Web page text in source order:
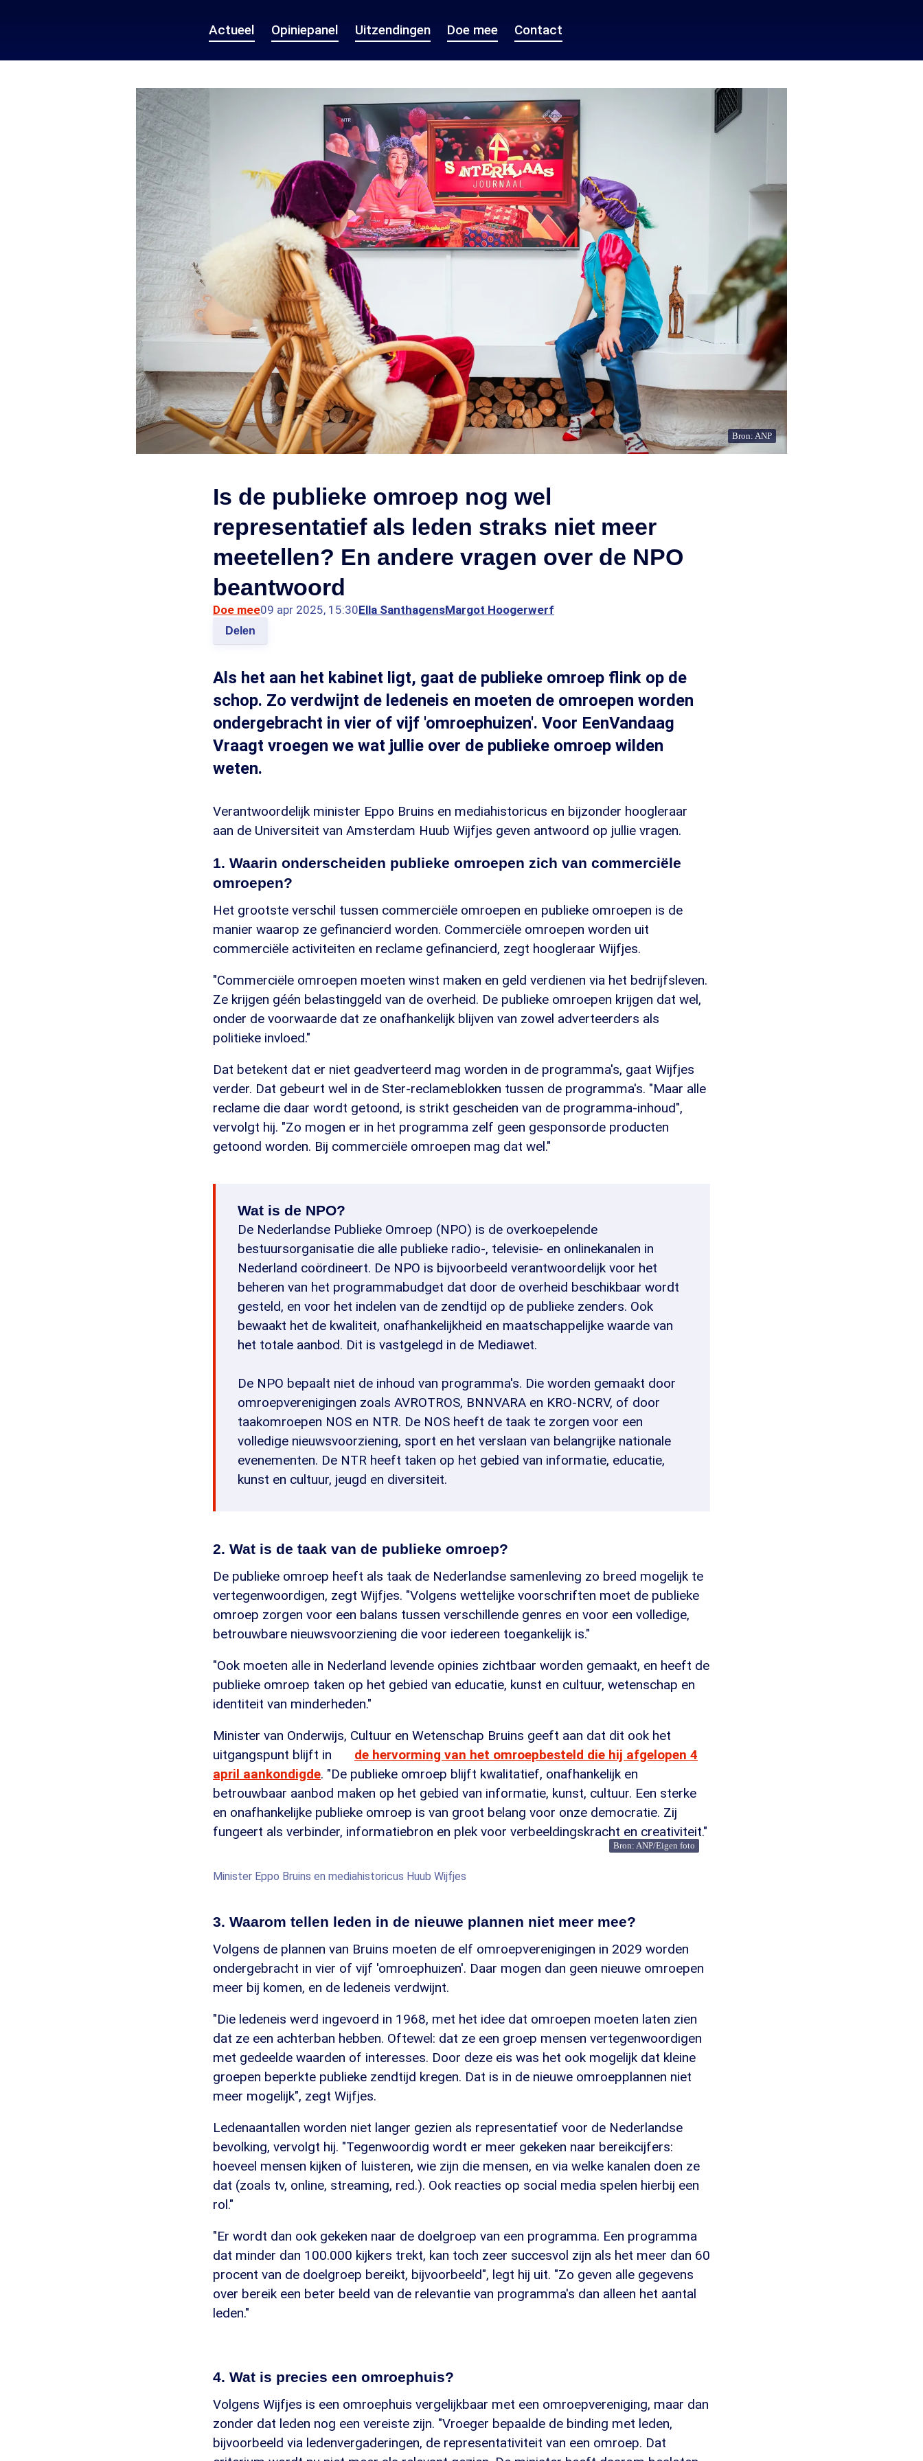
Actueel Opiniepanel Uitzendingen Doe mee Contact
Bron: ANP
Is de publieke omroep nog wel
representatief als leden straks niet meer
meetellen? En andere vragen over de NPO
beantwoord
Doe mee09 apr 2025, 15:30Ella SanthagensMargot Hoogerwerf
Delen
Als het aan het kabinet ligt, gaat de publieke omroep flink op de
schop. Zo verdwijnt de ledeneis en moeten de omroepen worden
ondergebracht in vier of vijf 'omroephuizen'. Voor EenVandaag
Vraagt vroegen we wat jullie over de publieke omroep wilden
weten.
Verantwoordelijk minister Eppo Bruins en mediahistoricus en bijzonder hoogleraar
aan de Universiteit van Amsterdam Huub Wijfjes geven antwoord op jullie vragen.
1. Waarin onderscheiden publieke omroepen zich van commerciële
omroepen?
Het grootste verschil tussen commerciële omroepen en publieke omroepen is de
manier waarop ze gefinancierd worden. Commerciële omroepen worden uit
commerciële activiteiten en reclame gefinancierd, zegt hoogleraar Wijfjes.
"Commerciële omroepen moeten winst maken en geld verdienen via het bedrijfsleven.
Ze krijgen géén belastinggeld van de overheid. De publieke omroepen krijgen dat wel,
onder de voorwaarde dat ze onafhankelijk blijven van zowel adverteerders als
politieke invloed."
Dat betekent dat er niet geadverteerd mag worden in de programma's, gaat Wijfjes
verder. Dat gebeurt wel in de Ster-reclameblokken tussen de programma's. "Maar alle
reclame die daar wordt getoond, is strikt gescheiden van de programma-inhoud",
vervolgt hij. "Zo mogen er in het programma zelf geen gesponsorde producten
getoond worden. Bij commerciële omroepen mag dat wel."
Wat is de NPO?
De Nederlandse Publieke Omroep (NPO) is de overkoepelende
bestuursorganisatie die alle publieke radio-, televisie- en onlinekanalen in
Nederland coördineert. De NPO is bijvoorbeeld verantwoordelijk voor het
beheren van het programmabudget dat door de overheid beschikbaar wordt
gesteld, en voor het indelen van de zendtijd op de publieke zenders. Ook
bewaakt het de kwaliteit, onafhankelijkheid en maatschappelijke waarde van
het totale aanbod. Dit is vastgelegd in de Mediawet.
De NPO bepaalt niet de inhoud van programma's. Die worden gemaakt door
omroepverenigingen zoals AVROTROS, BNNVARA en KRO-NCRV, of door
taakomroepen NOS en NTR. De NOS heeft de taak te zorgen voor een
volledige nieuwsvoorziening, sport en het verslaan van belangrijke nationale
evenementen. De NTR heeft taken op het gebied van informatie, educatie,
kunst en cultuur, jeugd en diversiteit.
2. Wat is de taak van de publieke omroep?
De publieke omroep heeft als taak de Nederlandse samenleving zo breed mogelijk te
vertegenwoordigen, zegt Wijfjes. "Volgens wettelijke voorschriften moet de publieke
omroep zorgen voor een balans tussen verschillende genres en voor een volledige,
betrouwbare nieuwsvoorziening die voor iedereen toegankelijk is."
"Ook moeten alle in Nederland levende opinies zichtbaar worden gemaakt, en heeft de
publieke omroep taken op het gebied van educatie, kunst en cultuur, wetenschap en
identiteit van minderheden."
Minister van Onderwijs, Cultuur en Wetenschap Bruins geeft aan dat dit ook het
uitgangspunt blijft in
de hervorming van het omroepbesteld die hij afgelopen 4
april aankondigde. "De publieke omroep blijft kwalitatief, onafhankelijk en
betrouwbaar aanbod maken op het gebied van informatie, kunst, cultuur. Een sterke
en onafhankelijke publieke omroep is van groot belang voor onze democratie. Zij
fungeert als verbinder, informatiebron en plek voor verbeeldingskracht en creativiteit."
Bron: ANP/Eigen foto
Minister Eppo Bruins en mediahistoricus Huub Wijfjes
3. Waarom tellen leden in de nieuwe plannen niet meer mee?
Volgens de plannen van Bruins moeten de elf omroepverenigingen in 2029 worden
ondergebracht in vier of vijf 'omroephuizen'. Daar mogen dan geen nieuwe omroepen
meer bij komen, en de ledeneis verdwijnt.
"Die ledeneis werd ingevoerd in 1968, met het idee dat omroepen moeten laten zien
dat ze een achterban hebben. Oftewel: dat ze een groep mensen vertegenwoordigen
met gedeelde waarden of interesses. Door deze eis was het ook mogelijk dat kleine
groepen beperkte publieke zendtijd kregen. Dat is in de nieuwe omroepplannen niet
meer mogelijk", zegt Wijfjes.
Ledenaantallen worden niet langer gezien als representatief voor de Nederlandse
bevolking, vervolgt hij. "Tegenwoordig wordt er meer gekeken naar bereikcijfers:
hoeveel mensen kijken of luisteren, wie zijn die mensen, en via welke kanalen doen ze
dat (zoals tv, online, streaming, red.). Ook reacties op social media spelen hierbij een
rol."
"Er wordt dan ook gekeken naar de doelgroep van een programma. Een programma
dat minder dan 100.000 kijkers trekt, kan toch zeer succesvol zijn als het meer dan 60
procent van de doelgroep bereikt, bijvoorbeeld", legt hij uit. "Zo geven alle gegevens
over bereik een beter beeld van de relevantie van programma's dan alleen het aantal
leden."
4. Wat is precies een omroephuis?
Volgens Wijfjes is een omroephuis vergelijkbaar met een omroepvereniging, maar dan
zonder dat leden nog een vereiste zijn. "Vroeger bepaalde de binding met leden,
bijvoorbeeld via ledenvergaderingen, de representativiteit van een omroep. Dat